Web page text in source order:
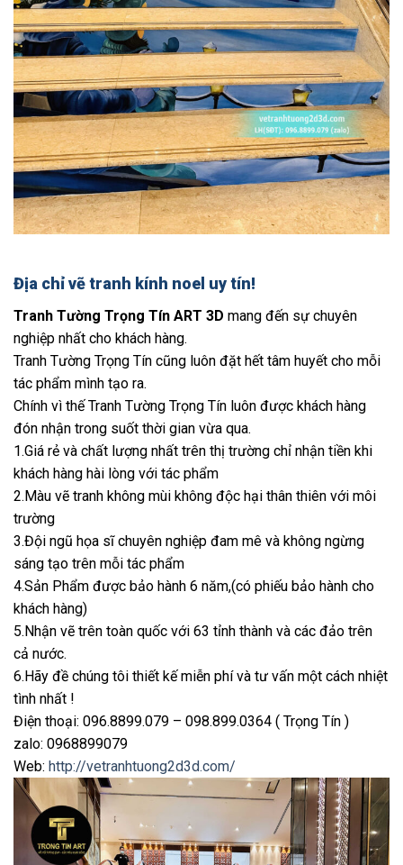
Địa chỉ vẽ tranh kính noel uy tín!
Tranh Tường Trọng Tín ART 3D mang đến sự chuyên
nghiệp nhất cho khách hàng.
Tranh Tường Trọng Tín cũng luôn đặt hết tâm huyết cho mỗi
tác phẩm mình tạo ra.
Chính vì thế Tranh Tường Trọng Tín luôn được khách hàng
đón nhận trong suốt thời gian vừa qua.
1.Giá rẻ và chất lượng nhất trên thị trường chỉ nhận tiền khi
khách hàng hài lòng với tác phẩm
2.Màu vẽ tranh không mùi không độc hại thân thiên với môi
trường
3.Đội ngũ họa sĩ chuyên nghiệp đam mê và không ngừng
sáng tạo trên mỗi tác phẩm
4.Sản Phẩm được bảo hành 6 năm,(có phiếu bảo hành cho
khách hàng)
5.Nhận vẽ trên toàn quốc với 63 tỉnh thành và các đảo trên
cả nước.
6.Hãy đề chúng tôi thiết kế miễn phí và tư vấn một cách nhiệt
tình nhất !
Điện thoại: 096.8899.079 – 098.899.0364 ( Trọng Tín )
zalo: 0968899079
Web: http://vetranhtuong2d3d.com/